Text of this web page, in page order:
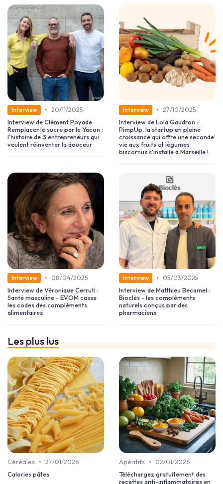
Interview • 20/11/2025
Interview de Clément Poyade.
Remplacer le sucre par le Yacon :
l’histoire de 3 entrepreneurs qui
veulent réinventer la douceur
Interview • 27/10/2025
Interview de Lola Gaudron :
PimpUp, la startup en pleine
croissance qui offre une seconde
vie aux fruits et légumes
biscornus s’installe à Marseille !
Interview •
08/04/2025
Interview de Véronique Cerruti :
Santé masculine - EVOM casse
les codes des compléments
alimentaires
Interview •
05/03/2025
Interview de Matthieu Becamel :
Bioclès - les compléments
naturels conçus par des
pharmaciens
Les plus lus
Céréales • 27/01/2026
Calories pâtes
Apéritifs •
02/01/2026
Téléchargez gratuitement des
recettes anti-inflammatoires en